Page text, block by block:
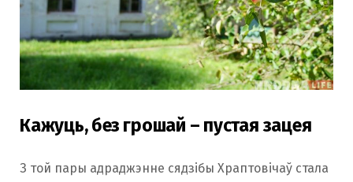
Кажуць, без грошай – пустая зацея
З той пары адраджэнне сядзібы Храптовічаў стала